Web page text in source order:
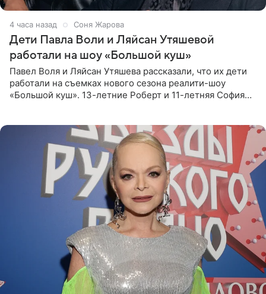
4 часа назад Соня Жарова
Дети Павла Воли и Ляйсан Утяшевой
работали на шоу «Большой куш»
Павел Воля и Ляйсан Утяшева рассказали, что их дети
работали на съемках нового сезона реалити-шоу
«Большой куш». 13-летние Роберт и 11-летняя София